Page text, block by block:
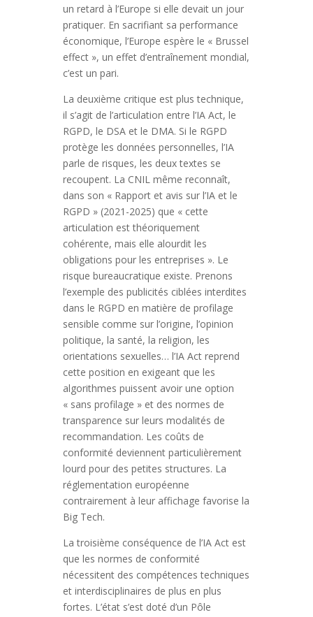
un retard à l’Europe si elle devait un jour
pratiquer. En sacrifiant sa performance
économique, l’Europe espère le « Brussel
effect », un effet d’entraînement mondial,
c’est un pari.
La deuxième critique est plus technique,
il s’agit de l’articulation entre l’IA Act, le
RGPD, le DSA et le DMA. Si le RGPD
protège les données personnelles, l’IA
parle de risques, les deux textes se
recoupent. La CNIL même reconnaît,
dans son « Rapport et avis sur l’IA et le
RGPD » (2021-2025) que « cette
articulation est théoriquement
cohérente, mais elle alourdit les
obligations pour les entreprises ». Le
risque bureaucratique existe. Prenons
l’exemple des publicités ciblées interdites
dans le RGPD en matière de profilage
sensible comme sur l’origine, l’opinion
politique, la santé, la religion, les
orientations sexuelles… l’IA Act reprend
cette position en exigeant que les
algorithmes puissent avoir une option
« sans profilage » et des normes de
transparence sur leurs modalités de
recommandation. Les coûts de
conformité deviennent particulièrement
lourd pour des petites structures. La
réglementation européenne
contrairement à leur affichage favorise la
Big Tech.
La troisième conséquence de l’IA Act est
que les normes de conformité
nécessitent des compétences techniques
et interdisciplinaires de plus en plus
fortes. L’état s’est doté d’un Pôle